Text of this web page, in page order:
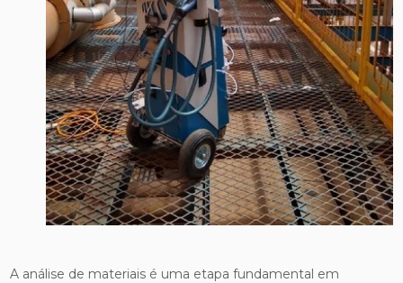
A análise de materiais é uma etapa fundamental em